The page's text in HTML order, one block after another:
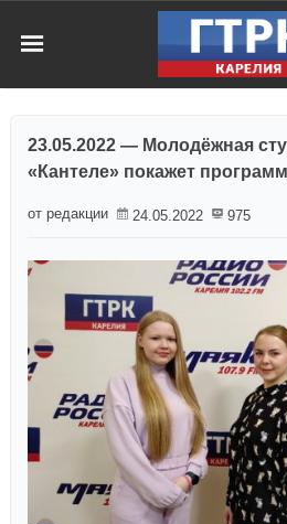
23.05.2022 — Молодёжная
«Кантеле» покажет
от редакции 24.05.2022 975